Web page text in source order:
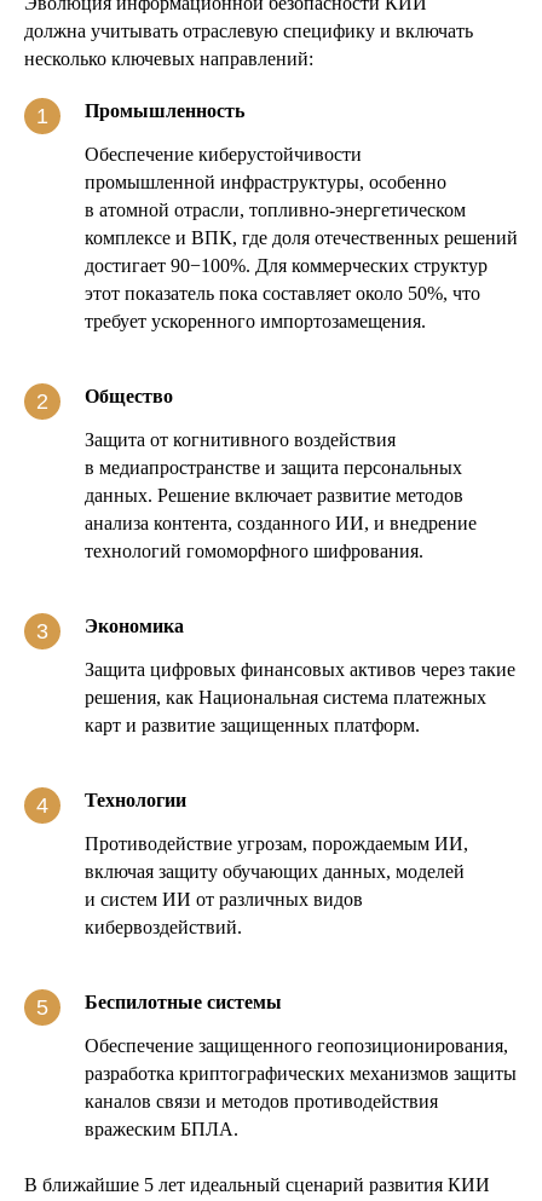
должна учитывать отраслевую специфику и включать
несколько ключевых направлений:
Промышленность
Обеспечение киберустойчивости
промышленной инфраструктуры, особенно
в атомной отрасли, топливно-энергетическом
комплексе и ВПК, где доля отечественных решений
достигает 90−100%. Для коммерческих структур
этот показатель пока составляет около 50%, что
требует ускоренного импортозамещения.
Общество
Защита от когнитивного воздействия
в медиапространстве и защита персональных
данных. Решение включает развитие методов
анализа контента, созданного ИИ, и внедрение
технологий гомоморфного шифрования.
Экономика
Защита цифровых финансовых активов через такие
решения, как Национальная система платежных
карт и развитие защищенных платформ.
Технологии
Противодействие угрозам, порождаемым ИИ,
включая защиту обучающих данных, моделей
и систем ИИ от различных видов
кибервоздействий.
Беспилотные системы
Обеспечение защищенного геопозиционирования,
разработка криптографических механизмов защиты
каналов связи и методов противодействия
вражеским БПЛА.
В ближайшие 5 лет идеальный сценарий развития КИИ